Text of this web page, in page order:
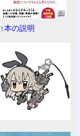
↑本の説明